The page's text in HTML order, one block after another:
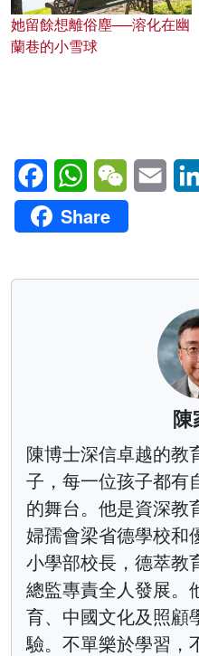
她留餘想離俗塵──溶化在幽
蘭巷的小雪球
FacebookWhatsAppWeChatEmail
Share
陳
陳博士深信卓越的教
子，每一位孩子都有
的舞台。他是資深教
婦孺會梁省德學校和
小學部校長，德萃教
總監專責全人發展。
育、中國文化及照顧
驗。不單樂於學習，